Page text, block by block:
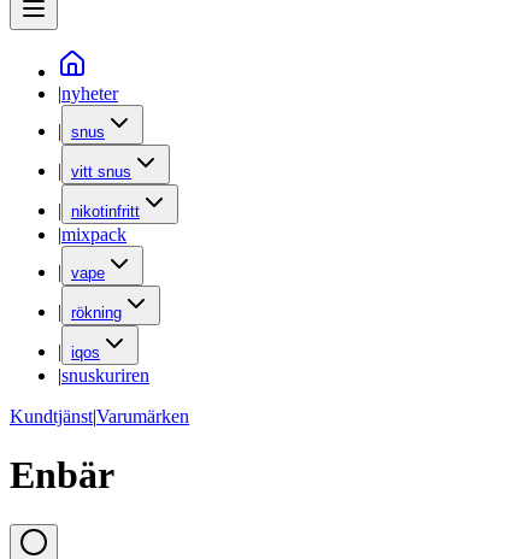
|nyheter
| snus
| vitt snus
| nikotinfritt
|mixpack
| vape
| rökning
| iqos
|snuskuriren
Kundtjänst|Varumärken
Enbär